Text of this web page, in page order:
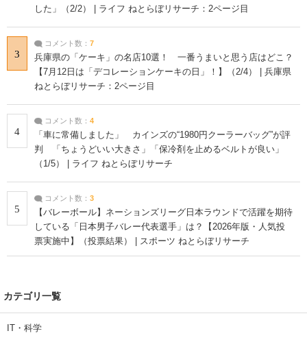
した」（2/2） | ライフ ねとらぼリサーチ：2ページ目
3
コメント数： 7
兵庫県の「ケーキ」の名店10選！ 一番うまいと思う店はどこ？
【7月12日は「デコレーションケーキの日」！】（2/4） | 兵庫県
ねとらぼリサーチ：2ページ目
4
コメント数： 4
「車に常備しました」 カインズの“1980円クーラーバッグ”が評
判 「ちょうどいい大きさ」「保冷剤を止めるベルトが良い」
（1/5） | ライフ ねとらぼリサーチ
5
コメント数： 3
【バレーボール】ネーションズリーグ日本ラウンドで活躍を期待
している「日本男子バレー代表選手」は？【2026年版・人気投
票実施中】（投票結果） | スポーツ ねとらぼリサーチ
カテゴリ一覧
IT・科学